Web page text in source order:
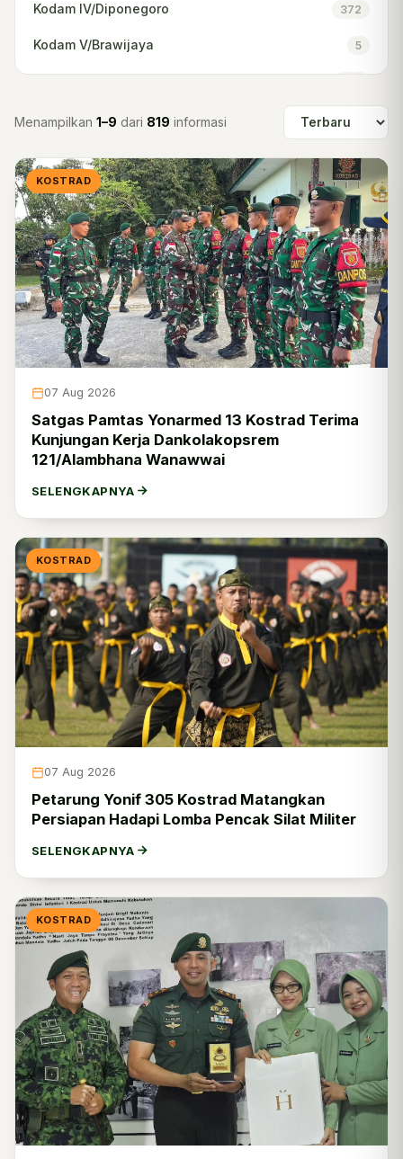
Kodam IV/Diponegoro 372
Kodam V/Brawijaya 5
Kodam IX/Udayana 8.380
Kodam XIII/Merdeka 9
Kodam XIV/Hasanuddin 7.734
Kodam XVI/Pattimura 417
Kodam XVII/Cenderawasih 5.615
Kodam XVIII/Kasuari 647
Kodam Jaya 16
Kodam Iskandar Muda
Ditajenad
Disbintalad 2
Dispsiad 401
Dislitbangad 6
Disinfolahtad
Disjasad
Disjarahad 2
Dislaikad
Disadaad
Kopassus
Pussenif
Pussenkav 1
Pussenarmed 6
Pussenarhanud 8
Pusterad 2
Puspomad 79
Menampilkan 1–9 dari 819 informasi
KOSTRAD
07 Aug 2026
Satgas Pamtas Yonarmed 13 Kostrad Terima
Kunjungan Kerja Dankolakopsrem
121/Alambhana Wanawwai
SELENGKAPNYA
KOSTRAD
07 Aug 2026
Petarung Yonif 305 Kostrad Matangkan
Persiapan Hadapi Lomba Pencak Silat Militer
SELENGKAPNYA
KOSTRAD